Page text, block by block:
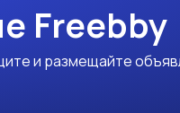
Freebby
и размещайте